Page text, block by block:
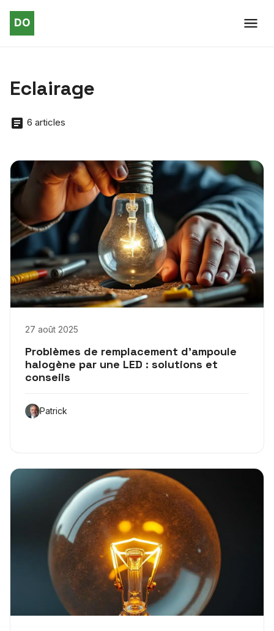
Eclairage
6 articles
27 août 2025
Problèmes de remplacement d’ampoule
halogène par une LED : solutions et
conseils
Patrick